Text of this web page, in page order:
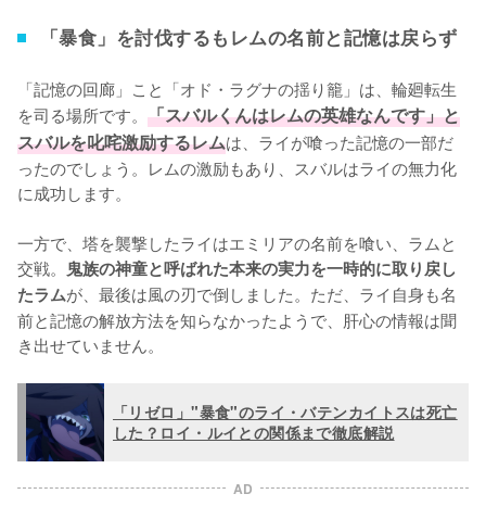
「暴食」を討伐するもレムの名前と記憶は戻らず
「記憶の回廊」こと「オド・ラグナの揺り籠」は、輪廻転生
を司る場所です。 「スバルくんはレムの英雄なんです」と
スバルを叱咤激励するレムは、ライが喰った記憶の一部だ
ったのでしょう。レムの激励もあり、スバルはライの無力化
に成功します。
一方で、塔を襲撃したライはエミリアの名前を喰い、ラムと
交戦。 鬼族の神童と呼ばれた本来の実力を一時的に取り戻し
たラムが、最後は風の刃で倒しました。ただ、ライ自身も名
前と記憶の解放方法を知らなかったようで、肝心の情報は聞
き出せていません。
「リゼロ」"暴食"のライ・バテンカイトスは死亡
した？ロイ・ルイとの関係まで徹底解説
AD